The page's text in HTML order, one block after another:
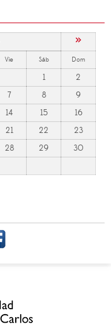
»
Vie Sáb Dom
1
2
7 8
9
14 15
16
21 22
23
28 29
30